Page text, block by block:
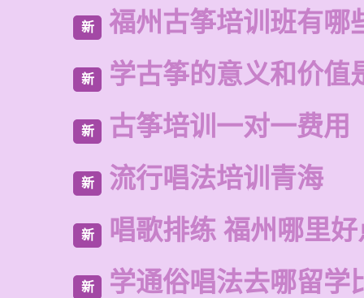
新 福州古筝培训班有哪
新 学古筝的意义和价值
新 古筝培训一对一费用
新 流行唱法培训青海
新 唱歌排练 福州哪里好
新 学通俗唱法去哪留学